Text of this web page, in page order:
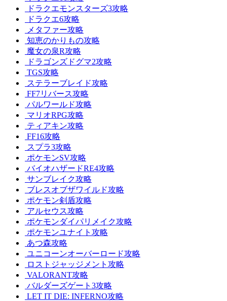
ドラクエモンスターズ3攻略
ドラクエ6攻略
メタファー攻略
知恵のかりもの攻略
魔女の泉R攻略
ドラゴンズドグマ2攻略
TGS攻略
ステラーブレイド攻略
FF7リバース攻略
パルワールド攻略
マリオRPG攻略
ティアキン攻略
FF16攻略
スプラ3攻略
ポケモンSV攻略
バイオハザードRE4攻略
サンブレイク攻略
ブレスオブザワイルド攻略
ポケモン剣盾攻略
アルセウス攻略
ポケモンダイパリメイク攻略
ポケモンユナイト攻略
あつ森攻略
ユニコーンオーバーロード攻略
ロストジャッジメント攻略
VALORANT攻略
バルダーズゲート3攻略
LET IT DIE: INFERNO攻略